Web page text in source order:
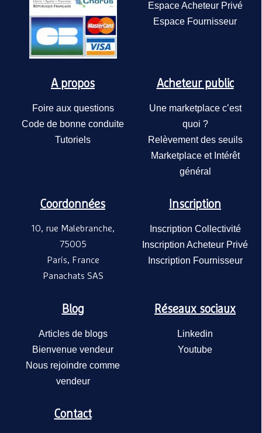
Espace Acheteur Privé
Espace Fournisseur
A propos
Foire aux questions
Code de bonne conduite
Tutoriels
Acheteur public
Une marketplace c’est
quoi ?
Relèvement des seuils
Marketplace et Intérêt
général
Coordonnées
10, rue Malebranche,
75005
Paris, France
Panachats SAS
Inscription
Inscription Collectivité
Inscription Acheteur Privé
Inscription Fournisseur
Blog
Articles de blogs
Bienvenue vendeur
Nous rejoindre comme
vendeur
Réseaux sociaux
Linkedin
Youtube
Contact